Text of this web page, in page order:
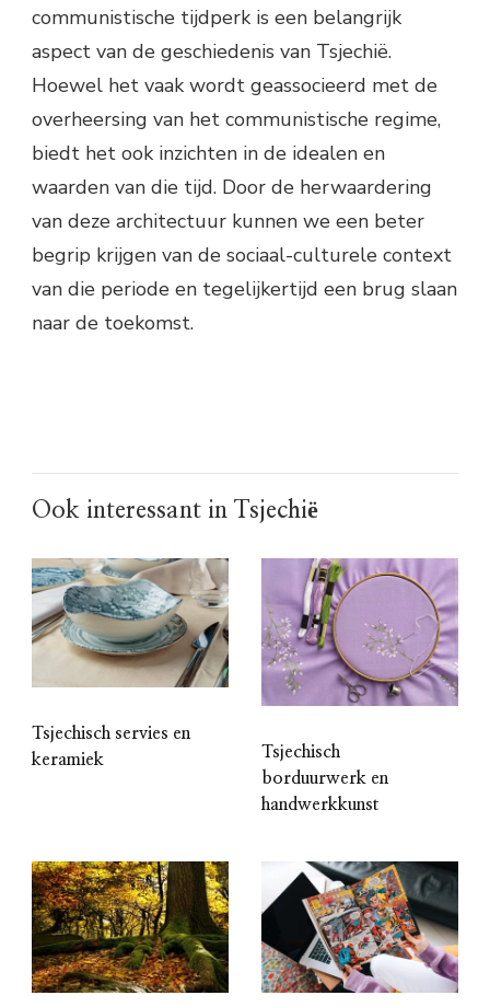
communistische tijdperk is een belangrijk
aspect van de geschiedenis van Tsjechië.
Hoewel het vaak wordt geassocieerd met de
overheersing van het communistische regime,
biedt het ook inzichten in de idealen en
waarden van die tijd. Door de herwaardering
van deze architectuur kunnen we een beter
begrip krijgen van de sociaal-culturele context
van die periode en tegelijkertijd een brug slaan
naar de toekomst.
Ook interessant in Tsjechië
Tsjechisch servies en
keramiek
Tsjechisch
borduurwerk en
handwerkkunst